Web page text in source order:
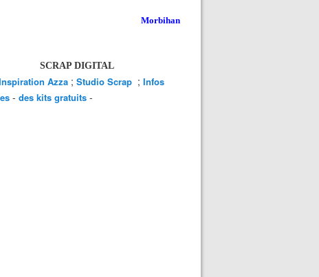
Morbihan
SCRAP DIGITAL
Azza ; Studio Scrap ; Infos
- des kits gratuits -